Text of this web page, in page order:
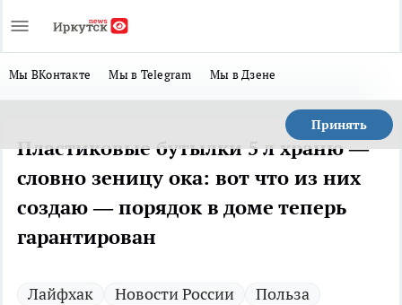
Мы ВКонтакте Мы в Telegram Мы в Дзене
Принять
Пластиковые бутылки 5 л храню —
словно зеницу ока: вот что из них
создаю — порядок в доме теперь
гарантирован
Лайфхак Новости России Польза